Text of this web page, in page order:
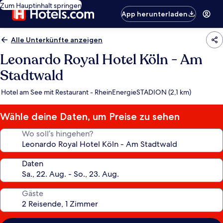
Zum Hauptinhalt springen
App herunterladen
Alle Unterkünfte anzeigen
Leonardo Royal Hotel Köln - Am
Stadtwald
Hotel am See mit Restaurant - RheinEnergieSTADION (2,1 km)
Wähle deine Daten, um Preise zu sehen
Wo soll’s hingehen?
Daten
Gäste